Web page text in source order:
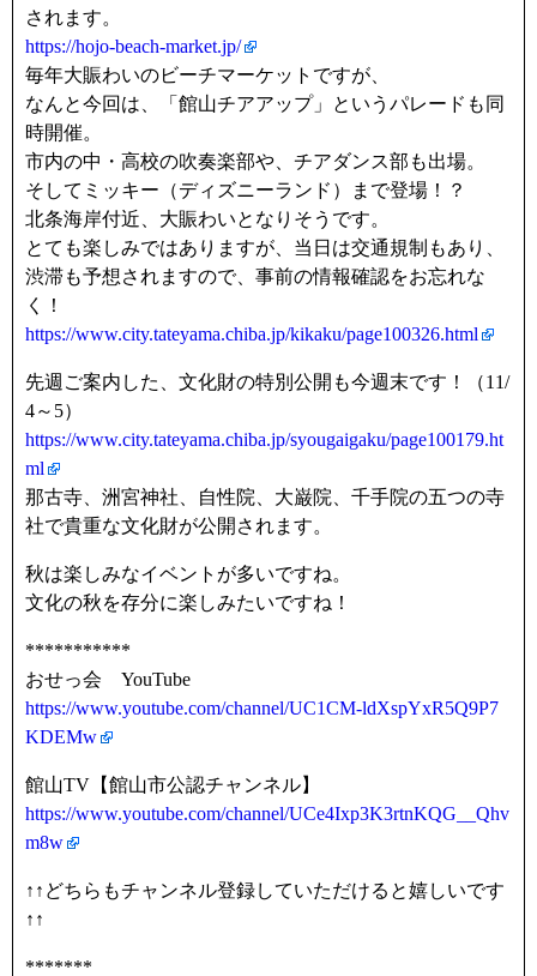
されます。
https://hojo-beach-market.jp/
毎年大賑わいのビーチマーケットですが、
なんと今回は、「館山チアアップ」というパレードも同
時開催。
市内の中・高校の吹奏楽部や、チアダンス部も出場。
そしてミッキー（ディズニーランド）まで登場！？
北条海岸付近、大賑わいとなりそうです。
とても楽しみではありますが、当日は交通規制もあり、
渋滞も予想されますので、事前の情報確認をお忘れな
く！
https://www.city.tateyama.chiba.jp/kikaku/page100326.html
先週ご案内した、文化財の特別公開も今週末です！（11/
4～5）
https://www.city.tateyama.chiba.jp/syougaigaku/page100179.ht
ml
那古寺、洲宮神社、自性院、大巌院、千手院の五つの寺
社で貴重な文化財が公開されます。
秋は楽しみなイベントが多いですね。
文化の秋を存分に楽しみたいですね！
***********
おせっ会 YouTube
https://www.youtube.com/channel/UC1CM-ldXspYxR5Q9P7
KDEMw
館山TV【館山市公認チャンネル】
https://www.youtube.com/channel/UCe4Ixp3K3rtnKQG__Qhv
m8w
↑↑どちらもチャンネル登録していただけると嬉しいです
↑↑
*******